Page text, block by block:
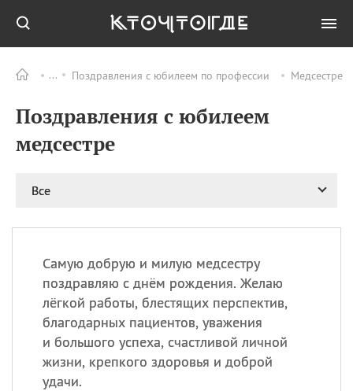
Поздравления с юбилеем по профессии Медсестре
Поздравления с юбилеем
медсестре
Все
Самую добрую и милую медсестру
поздравляю с днём рождения. Желаю
лёгкой работы, блестящих перспектив,
благодарных пациентов, уважения
и большого успеха, счастливой личной
жизни, крепкого здоровья и доброй
удачи.
ПРАЗДНИКИ Все
09.08 День памяти жертв
атомной
день
рисового пудинга
09.08 День Дымняшки
(Smokey Bear Day)